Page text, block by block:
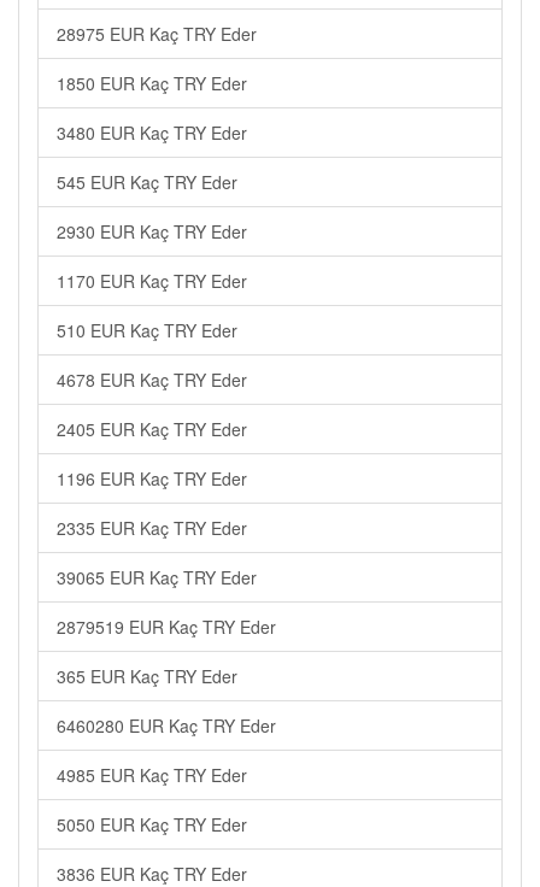
28975 EUR Kaç TRY Eder
1850 EUR Kaç TRY Eder
3480 EUR Kaç TRY Eder
545 EUR Kaç TRY Eder
2930 EUR Kaç TRY Eder
1170 EUR Kaç TRY Eder
510 EUR Kaç TRY Eder
4678 EUR Kaç TRY Eder
2405 EUR Kaç TRY Eder
1196 EUR Kaç TRY Eder
2335 EUR Kaç TRY Eder
39065 EUR Kaç TRY Eder
2879519 EUR Kaç TRY Eder
365 EUR Kaç TRY Eder
6460280 EUR Kaç TRY Eder
4985 EUR Kaç TRY Eder
5050 EUR Kaç TRY Eder
3836 EUR Kaç TRY Eder